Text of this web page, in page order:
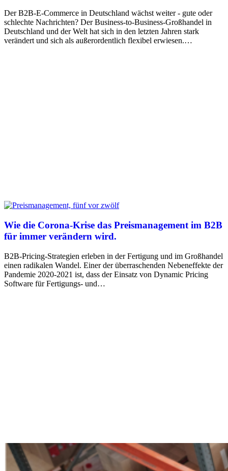
Der B2B-E-Commerce in Deutschland wächst weiter - gute oder
schlechte Nachrichten? Der Business-to-Business-Großhandel in
Deutschland und der Welt hat sich in den letzten Jahren stark
verändert und sich als außerordentlich flexibel erwiesen.…
Wie die Corona-Krise das Preismanagement im B2B
für immer verändern wird.
B2B-Pricing-Strategien erleben in der Fertigung und im Großhandel
einen radikalen Wandel. Einer der überraschenden Nebeneffekte der
Pandemie 2020-2021 ist, dass der Einsatz von Dynamic Pricing
Software für Fertigungs- und…